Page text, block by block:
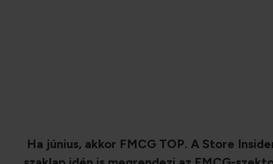
Ha június, akkor FMCG TOP. A Store